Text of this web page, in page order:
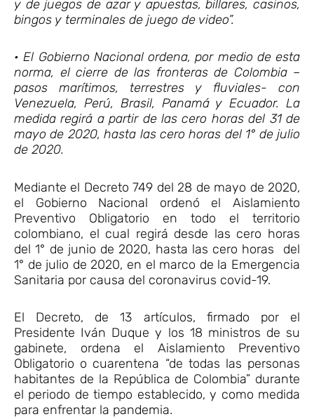
y de juegos de azar y apuestas, billares, casinos,
bingos y terminales de juego de video”.
• El Gobierno Nacional ordena, por medio de esta
norma, el cierre de las fronteras de Colombia –
pasos marítimos, terrestres y fluviales- con
Venezuela, Perú, Brasil, Panamá y Ecuador. La
medida regirá a partir de las cero horas del 31 de
mayo de 2020, hasta las cero horas del 1° de julio
de 2020.
Mediante el Decreto 749 del 28 de mayo de 2020,
el Gobierno Nacional ordenó el Aislamiento
Preventivo Obligatorio en todo el territorio
colombiano, el cual regirá desde las cero horas
del 1° de junio de 2020, hasta las cero horas del
1° de julio de 2020, en el marco de la Emergencia
Sanitaria por causa del coronavirus covid-19.
El Decreto, de 13 artículos, firmado por el
Presidente Iván Duque y los 18 ministros de su
gabinete, ordena el Aislamiento Preventivo
Obligatorio o cuarentena “de todas las personas
habitantes de la República de Colombia” durante
el periodo de tiempo establecido, y como medida
para enfrentar la pandemia.